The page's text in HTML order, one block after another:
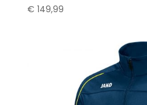
€ 149,99